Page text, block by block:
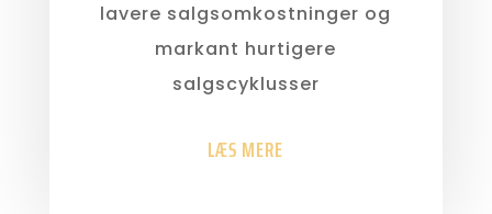
lavere salgsomkostninger og
markant hurtigere
salgscyklusser
LÆS MERE